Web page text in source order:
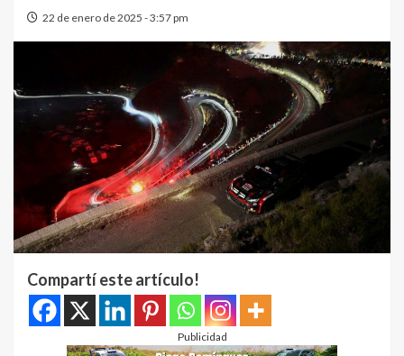
22 de enero de 2025 - 3:57 pm
Compartí este artículo!
Publicidad